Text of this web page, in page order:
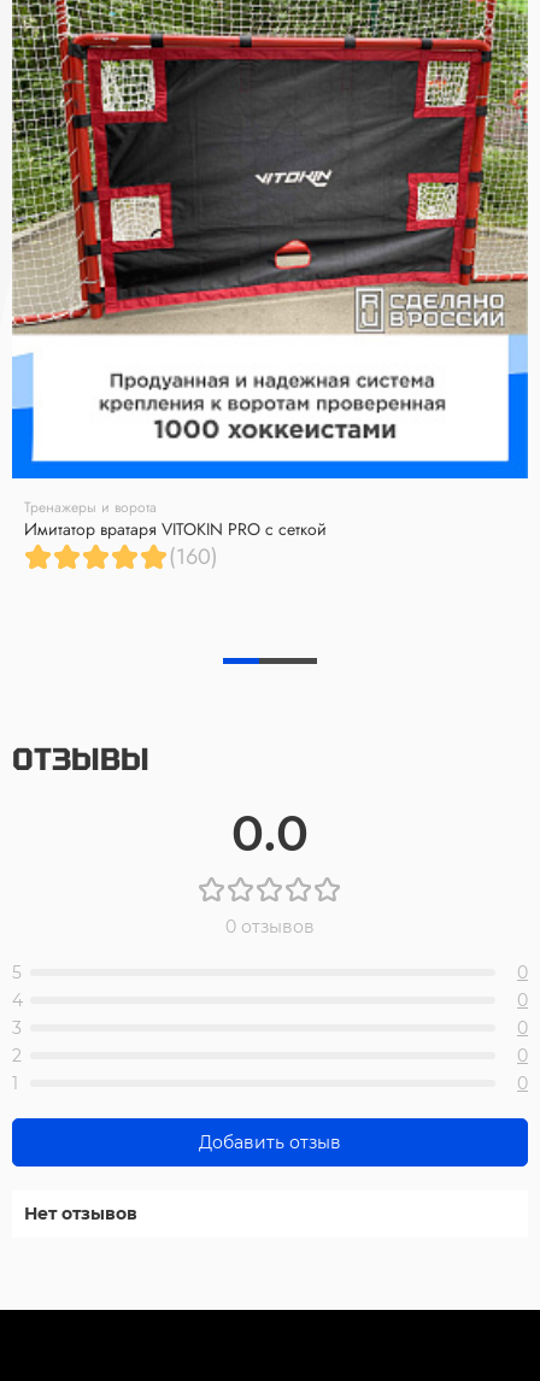
Тренажеры и ворота
Имитатор вратаря VITOKIN PRO с сеткой
(160)
ОТЗЫВЫ
0.0
0 отзывов
5
0
4
0
3
0
2
0
1
0
Добавить отзыв
Нет отзывов